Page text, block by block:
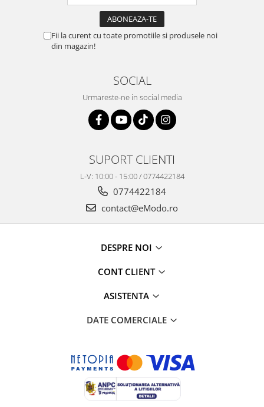
Fii la curent cu toate promotiile si produsele noi
din magazin!
SOCIAL
Urmareste-ne in social media
SUPORT CLIENTI
L-V: 10:00 - 15:00 / 0774422184
0774422184
contact@eModo.ro
DESPRE NOI
CONT CLIENT
ASISTENTA
DATE COMERCIALE